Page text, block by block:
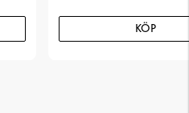
KÖP